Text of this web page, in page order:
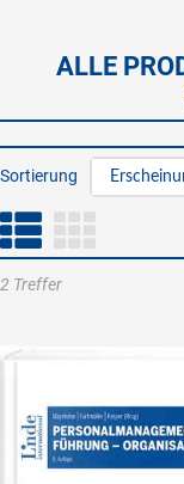
ALLE
Sortierung
2 Treffer